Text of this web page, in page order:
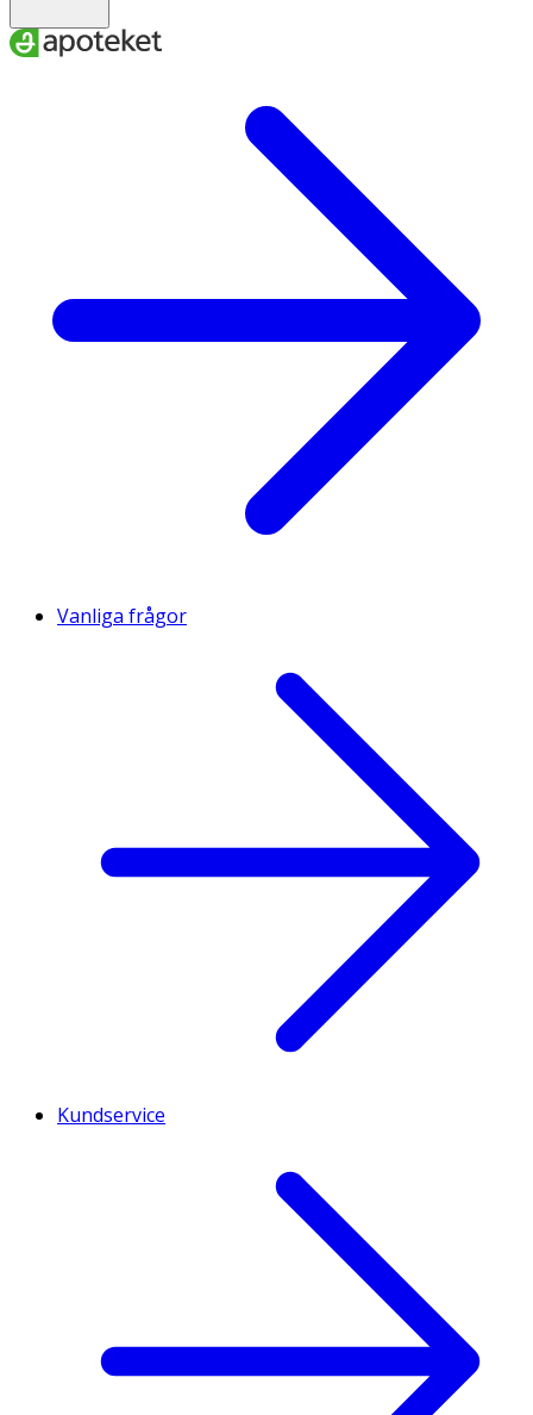
Vanliga frågor
Kundservice